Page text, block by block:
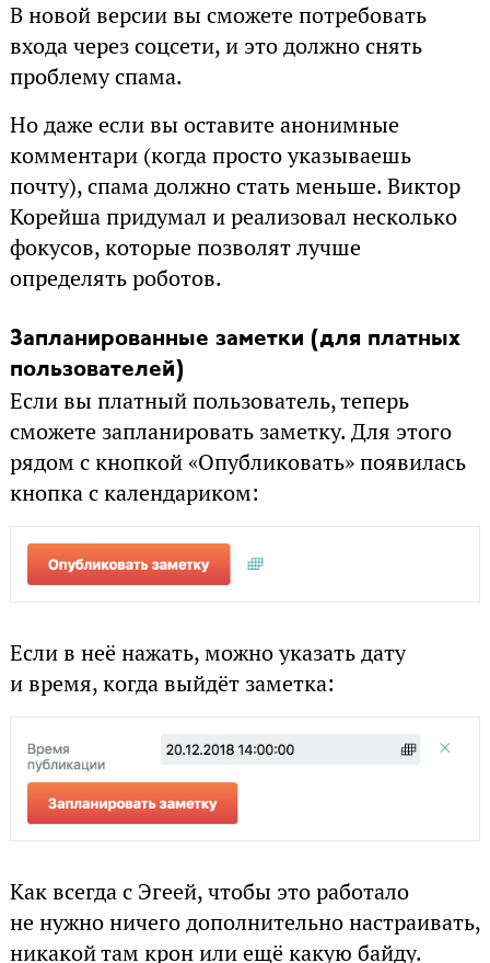
В новой версии вы сможете потребовать
входа через соцсети, и это должно снять
проблему спама.
Но даже если вы оставите анонимные
комментари (когда просто указываешь
почту), спама должно стать меньше. Виктор
Корейша придумал и реализовал несколько
фокусов, которые позволят лучше
определять роботов.
Запланированные заметки (для платных
пользователей)
Если вы платный пользователь, теперь
сможете запланировать заметку. Для этого
рядом с кнопкой «Опубликовать» появилась
кнопка с календариком:
Если в неё нажать, можно указать дату
и время, когда выйдёт заметка:
Как всегда с Эгеей, чтобы это работало
не нужно ничего дополнительно настраивать,
никакой там крон или ещё какую байду.